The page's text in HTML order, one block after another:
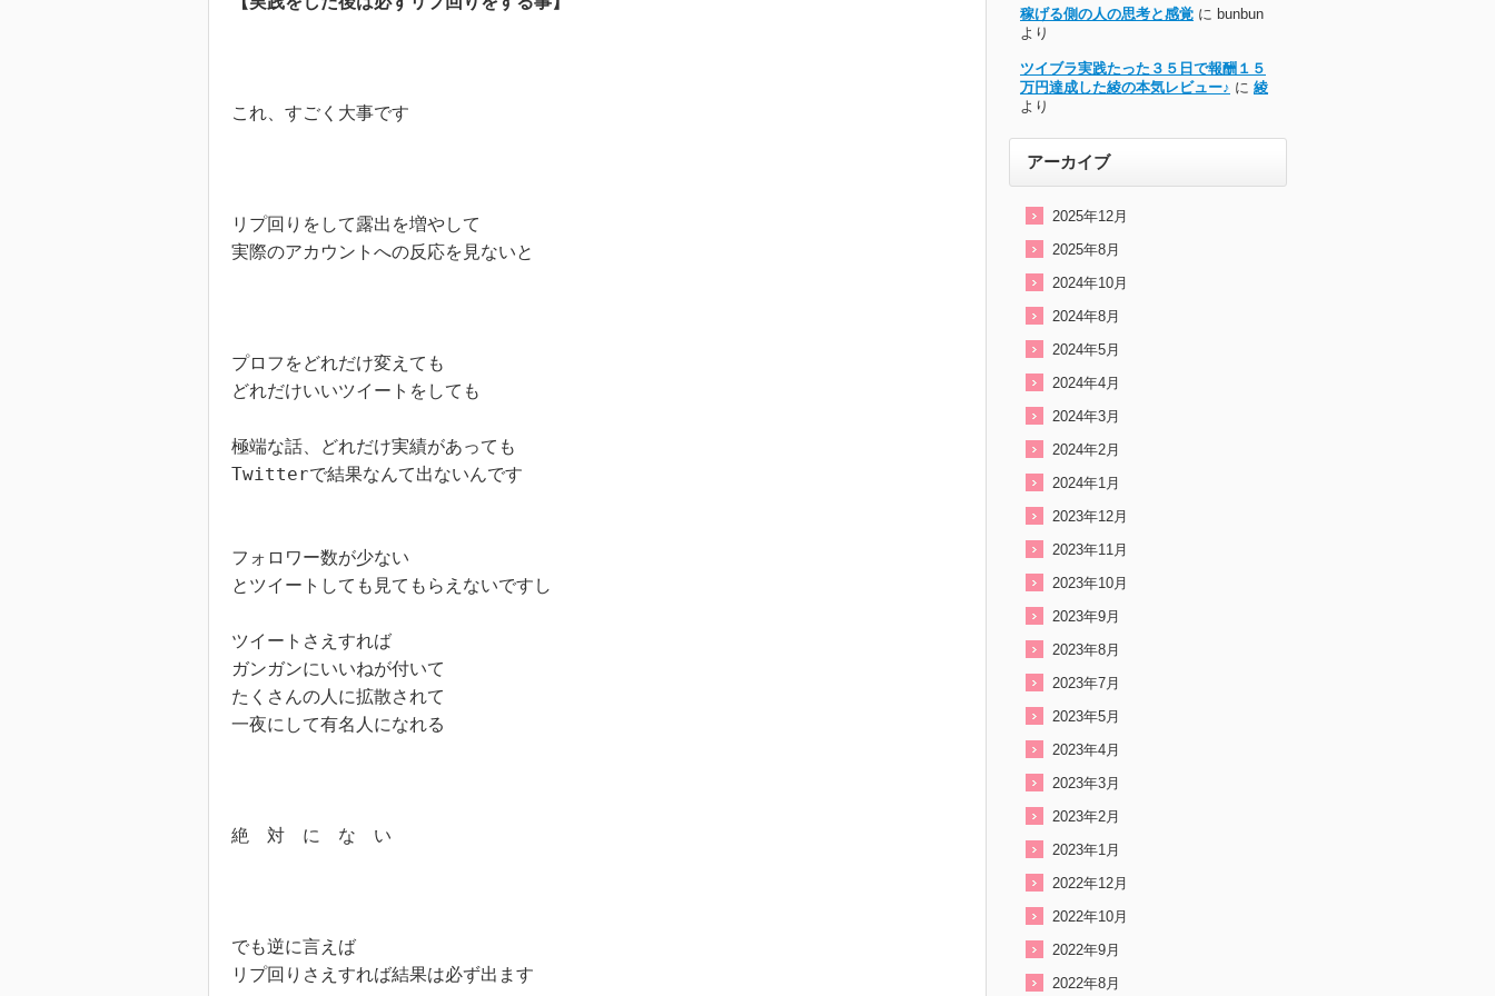
これ、すごく大事です
リプ回りをして露出を増やして
実際のアカウントへの反応を見ないと
プロフをどれだけ変えても
どれだけいいツイートをしても
極端な話、どれだけ実績があっても
Twitterで結果なんて出ないんです
フォロワー数が少ない
とツイートしても見てもらえないですし
ツイートさえすれば
ガンガンにいいねが付いて
たくさんの人に拡散されて
一夜にして有名人になれる
絶　対　に　な　い
でも逆に言えば
リプ回りさえすれば結果は必ず出ます
稼げる側の人の思考と感覚 に bunbun
より
ツイブラ実践たった３５日で報酬１５
万円達成した綾の本気レビュー♪ に 綾
より
アーカイブ
2025年12月
2025年8月
2024年10月
2024年8月
2024年5月
2024年4月
2024年3月
2024年2月
2024年1月
2023年12月
2023年11月
2023年10月
2023年9月
2023年8月
2023年7月
2023年5月
2023年4月
2023年3月
2023年2月
2023年1月
2022年12月
2022年10月
2022年9月
2022年8月